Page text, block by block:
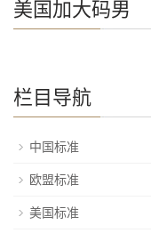
美国加大码男
栏目导航
中国标准
欧盟标准
美国标准